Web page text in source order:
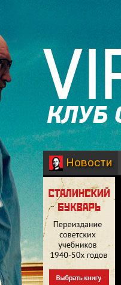
Новости